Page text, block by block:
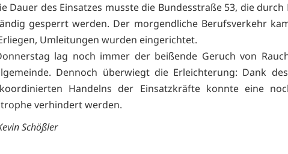
Dauer des Einsatzes musste die Bundesstraße 53, die
gesperrt werden. Der morgendliche Berufsverkehr
Umleitungen wurden eingerichtet.
lag noch immer der beißende Geruch von
Dennoch überwiegt die Erleichterung: Dank
Handelns der Einsatzkräfte konnte eine
verhindert werden.
Schößler